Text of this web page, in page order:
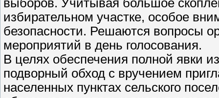
выборов. Учитывая большое
избирательном участке, особое
безопасности. Решаются вопросы
мероприятий в день голосования.
В целях обеспечения полной явки
подворный обход с вручением
населенных пунктах сельского